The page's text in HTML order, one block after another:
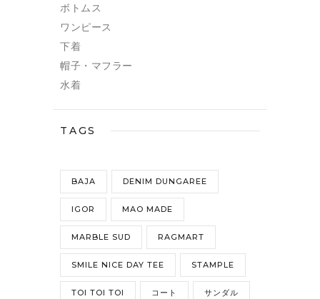
ボトムス
ワンピース
下着
帽子・マフラー
水着
TAGS
BAJA DENIM DUNGAREE
IGOR MAO MADE
MARBLE SUD RAGMART
SMILE NICE DAY TEE STAMPLE
TOI TOI TOI コート サンダル